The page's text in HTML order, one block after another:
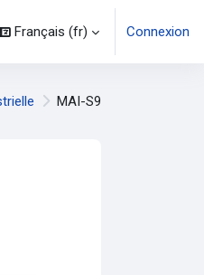
Français ‎(fr)‎ Connexion
MAI-S9